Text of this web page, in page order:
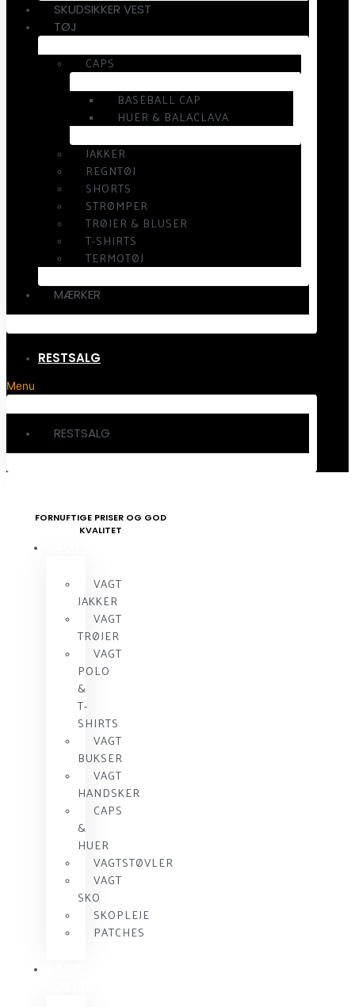
SKUDSIKKER VEST
TØJ
CAPS
BASEBALL CAP
HUER & BALACLAVA
JAKKER
REGNTØJ
SHORTS
STRØMPER
TRØJER & BLUSER
T-SHIRTS
TERMOTØJ
MÆRKER
RESTSALG
Menu
RESTSALG
FORNUFTIGE PRISER OG GOD
KVALITET
VAGT
JAKKER
VAGT
TRØJER
VAGT
POLO
&
T-
SHIRTS
VAGT
BUKSER
VAGT
HANDSKER
CAPS
&
HUER
VAGTSTØVLER
VAGT
SKO
SKOPLEJE
PATCHES